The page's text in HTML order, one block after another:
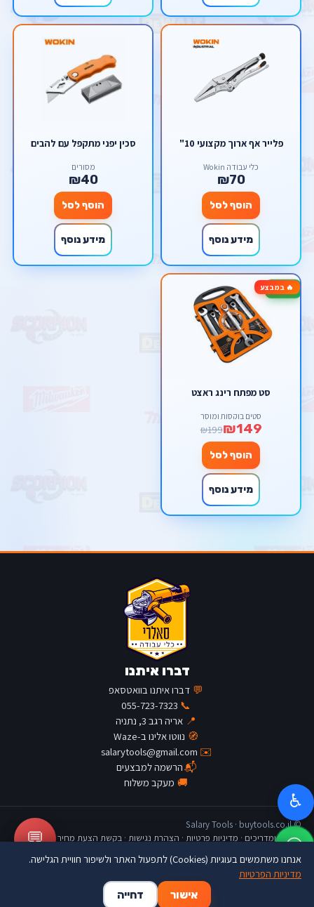
פלייר אף ארוך מקצועי 10"
כלי עבודה Wokin
₪70
הוסף לסל
מידע נוסף
סכין יפני מתקפל עם להבים
מסורים
₪40
הוסף לסל
מידע נוסף
🔥 במבצע-25%
סט מפתח רינג ראצט
סטים בוקסות ומוסך
₪149
₪199
הוסף לסל
מידע נוסף
דברו איתנו
💬 דברו איתנו בוואטסאפ
📞
055-723-7323
📍 אריה רגב 3, נתניה
🧭 נווטו אלינו ב-Waze
✉️
salarytools@gmail.com
📬הרשמה למבצעים
🚚 מעקב משלוח
© Salary Tools · buytools.co.il
כתבות ומדריכים · מדיניות פרטיות · הצהרת נגישות · בקשת הצעת מחיר 💬
♿
🛒
אנחנו משתמשים בעוגיות (Cookies) לתפעול האתר ולשיפור חוויית הגלישה.
מדיניות הפרטיות
אישור
דחייה